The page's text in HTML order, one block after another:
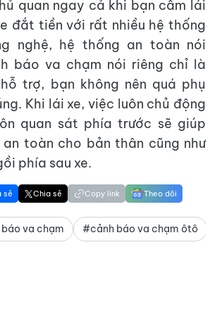
quan ngay cả khi bạn cầm lái
đắt tiền với rất nhiều hệ thống
nghệ, hệ thống an toàn nói
báo va chạm nói riêng chỉ là
trợ, bạn không nên quá phụ
Khi lái xe, việc luôn chủ động
quan sát phía trước sẽ giúp
toàn cho bản thân cũng như
phía sau xe.
sẻ Chia sẻ Copy link Theo dõi
va chạm #cảnh báo va chạm ôtô